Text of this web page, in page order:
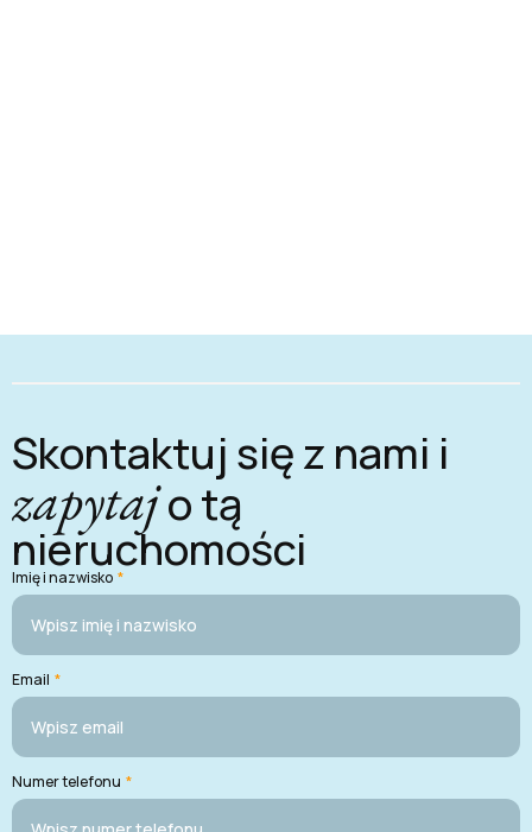
Skontaktuj się z nami i
zapytajo tą
nieruchomości
Imię i nazwisko *
Email *
Numer telefonu *